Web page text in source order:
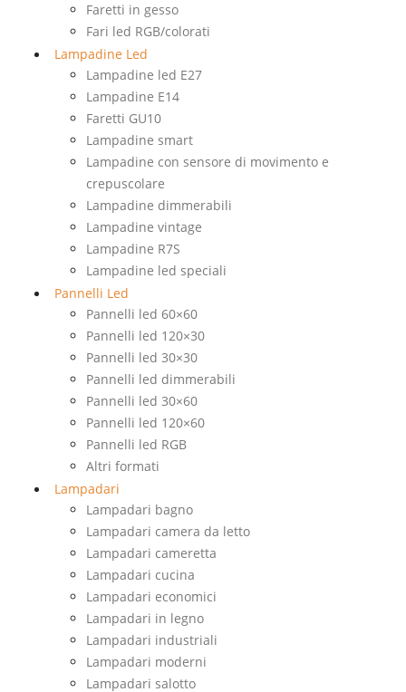
Faretti in gesso
Fari led RGB/colorati
Lampadine Led
Lampadine led E27
Lampadine E14
Faretti GU10
Lampadine smart
Lampadine con sensore di movimento e
crepuscolare
Lampadine dimmerabili
Lampadine vintage
Lampadine R7S
Lampadine led speciali
Pannelli Led
Pannelli led 60×60
Pannelli led 120×30
Pannelli led 30×30
Pannelli led dimmerabili
Pannelli led 30×60
Pannelli led 120×60
Pannelli led RGB
Altri formati
Lampadari
Lampadari bagno
Lampadari camera da letto
Lampadari cameretta
Lampadari cucina
Lampadari economici
Lampadari in legno
Lampadari industriali
Lampadari moderni
Lampadari salotto